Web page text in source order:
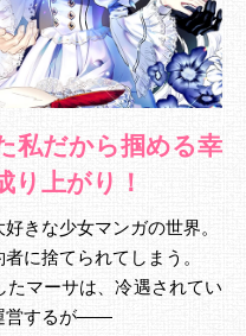
私だから掴める幸
上がり！
きな少女マンガの世界。
に捨てられてしまう。
マーサは、冷遇されてい
営するが――